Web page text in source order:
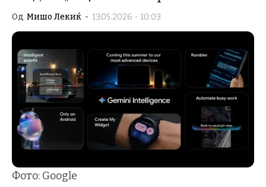
Од Мишо Лекиќ - 13.05.2026 - 10:03
Фото: Google